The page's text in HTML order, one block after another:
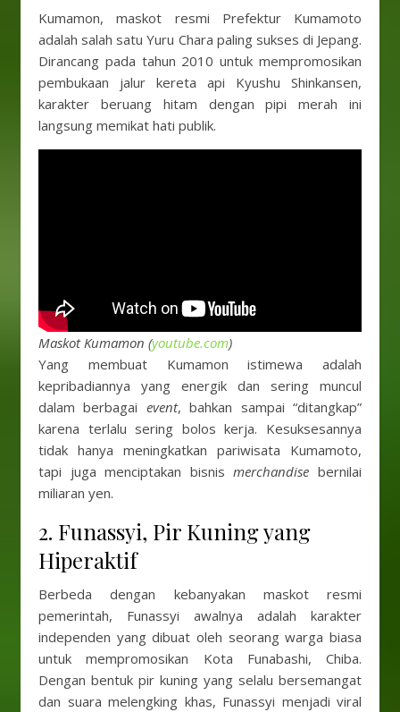
Kumamon, maskot resmi Prefektur Kumamoto
adalah salah satu Yuru Chara paling sukses di Jepang.
Dirancang pada tahun 2010 untuk mempromosikan
pembukaan jalur kereta api Kyushu Shinkansen,
karakter beruang hitam dengan pipi merah ini
langsung memikat hati publik.
Maskot Kumamon (youtube.com)
Yang membuat Kumamon istimewa adalah
kepribadiannya yang energik dan sering muncul
dalam berbagai event, bahkan sampai “ditangkap”
karena terlalu sering bolos kerja. Kesuksesannya
tidak hanya meningkatkan pariwisata Kumamoto,
tapi juga menciptakan bisnismerchandisebernilai
miliaran yen.
2. Funassyi, Pir Kuning yang
Hiperaktif
Berbeda dengan kebanyakan maskot resmi
pemerintah, Funassyi awalnya adalah karakter
independen yang dibuat oleh seorang warga biasa
untuk mempromosikan Kota Funabashi, Chiba.
Dengan bentuk pir kuning yang selalu bersemangat
dan suara melengking khas, Funassyi menjadi viral